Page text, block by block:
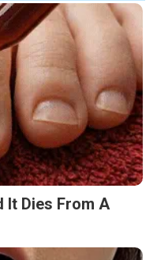
It Dies From A